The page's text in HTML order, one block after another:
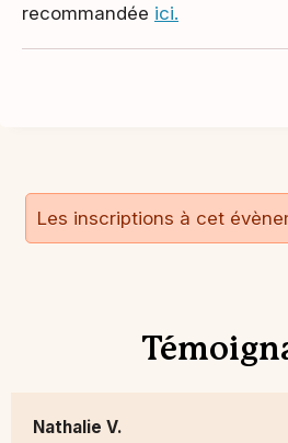
recommandée ici.
Les inscriptions à cet
Nathalie V.